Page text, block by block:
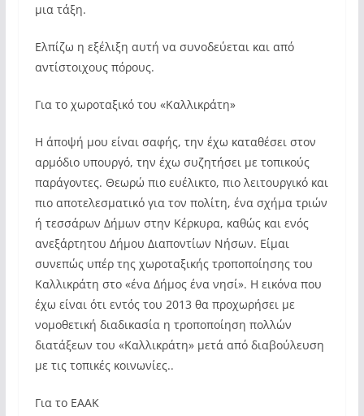
μια τάξη.
Ελπίζω η εξέλιξη αυτή να συνοδεύεται και από
αντίστοιχους πόρους.
Για το χωροταξικό του «Καλλικράτη»
Η άποψή μου είναι σαφής, την έχω καταθέσει στον
αρμόδιο υπουργό, την έχω συζητήσει με τοπικούς
παράγοντες. Θεωρώ πιο ευέλικτο, πιο λειτουργικό και
πιο αποτελεσματικό για τον πολίτη, ένα σχήμα τριών
ή τεσσάρων Δήμων στην Κέρκυρα, καθώς και ενός
ανεξάρτητου Δήμου Διαποντίων Νήσων. Είμαι
συνεπώς υπέρ της χωροταξικής τροποποίησης του
Καλλικράτη στο «ένα Δήμος ένα νησί». Η εικόνα που
έχω είναι ότι εντός του 2013 θα προχωρήσει με
νομοθετική διαδικασία η τροποποίηση πολλών
διατάξεων του «Καλλικράτη» μετά από διαβούλευση
με τις τοπικές κοινωνίες..
Για το ΕΑΑΚ